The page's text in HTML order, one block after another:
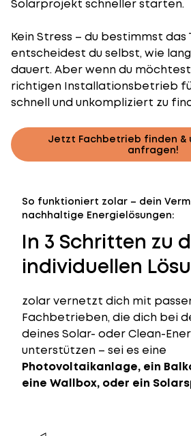
Solarprojekt schneller starten.
Kein Stress – du bestimmst
entscheidest du selbst, wie
dauert. Aber wenn du
richtigen Installationsbetrieb
schnell und unkompliziert zu
Jetzt Fachbetrieb finden &
anfragen!
So funktioniert zolar – dein
nachhaltige Energielösungen:
In 3 Schritten zu
individuellen
zolar vernetzt dich mit
Fachbetrieben, die dich bei
deines Solar- oder Clean-
unterstützen – sei es eine
Photovoltaikanlage, ein
eine Wallbox, oder ein